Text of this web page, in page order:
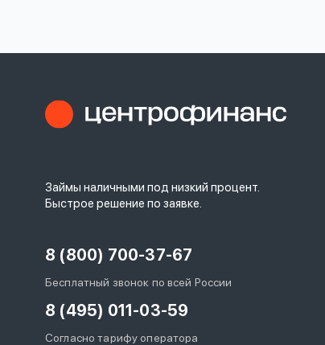
Займы наличными под низкий процент.
Быстрое решение по заявке.
8 (800) 700-37-67
Бесплатный звонок по всей России
8 (495) 011-03-59
Согласно тарифу оператора
Войти под другим номером